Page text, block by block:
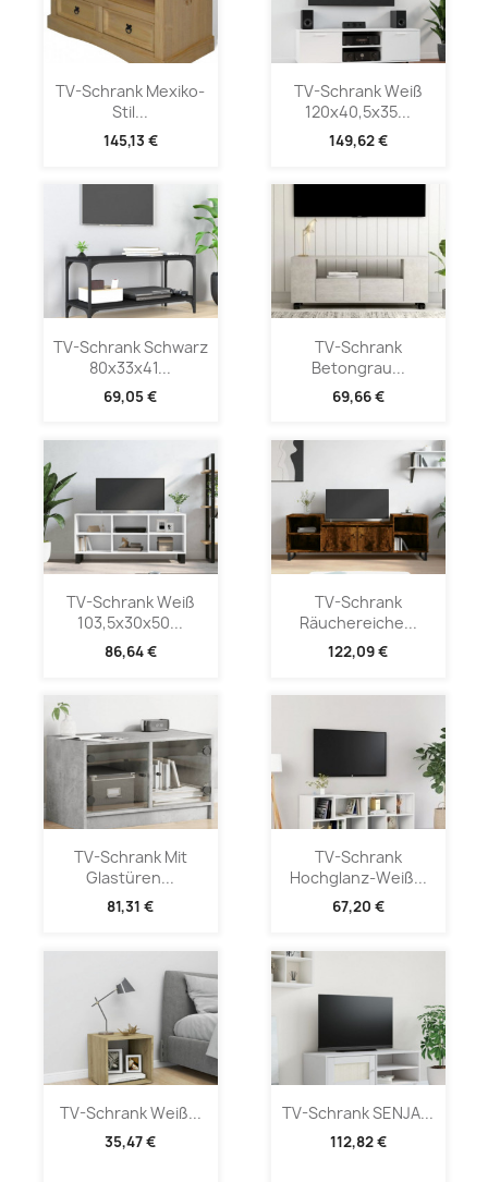
TV-Schrank Mexiko-
Stil...
145,13 €
TV-Schrank Weiß
120x40,5x35...
149,62 €
TV-Schrank Schwarz
80x33x41...
69,05 €
TV-Schrank
Betongrau...
69,66 €
TV-Schrank Weiß
103,5x30x50...
86,64 €
TV-Schrank
Räuchereiche...
122,09 €
TV-Schrank Mit
Glastüren...
81,31 €
TV-Schrank
Hochglanz-Weiß...
67,20 €
TV-Schrank Weiß...
35,47 €
TV-Schrank SENJA...
112,82 €